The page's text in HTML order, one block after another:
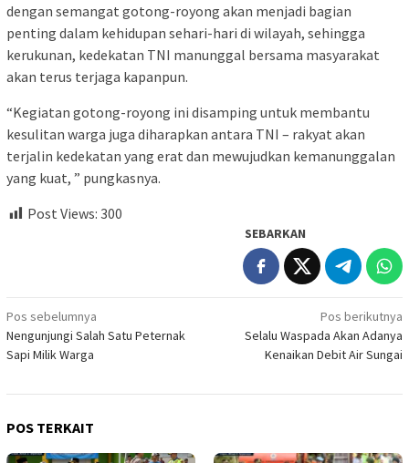
dengan semangat gotong-royong akan menjadi bagian
penting dalam kehidupan sehari-hari di wilayah, sehingga
kerukunan, kedekatan TNI manunggal bersama masyarakat
akan terus terjaga kapanpun.
“Kegiatan gotong-royong ini disamping untuk membantu
kesulitan warga juga diharapkan antara TNI – rakyat akan
terjalin kedekatan yang erat dan mewujudkan kemanunggalan
yang kuat, ” pungkasnya.
Post Views: 300
SEBARKAN
Navigasi
pos
Pos sebelumnya
Nengunjungi Salah Satu Peternak
Sapi Milik Warga
Pos berikutnya
Selalu Waspada Akan Adanya
Kenaikan Debit Air Sungai
POS TERKAIT